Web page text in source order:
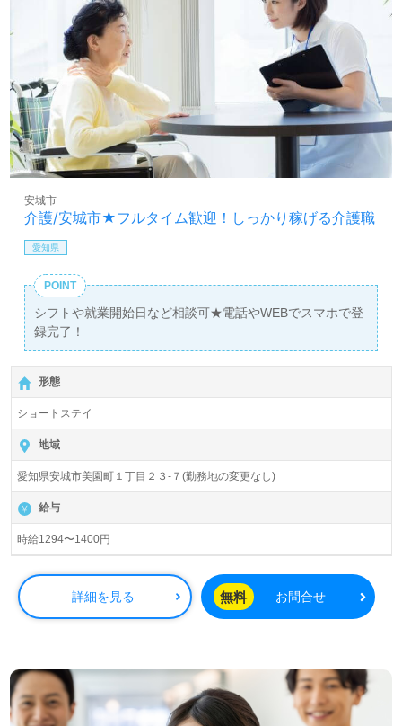
介護/安城市★フルタイム歓迎！しっかり稼げる介護職
安城市
愛知県
POINT
シフトや就業開始日など相談可★電話やWEBでスマホで登
録完了！
形態
ショートステイ
地域
愛知県安城市美園町１丁目２３-７(勤務地の変更なし)
給与
時給1294〜1400円
詳細を見る 無料 お問合せ